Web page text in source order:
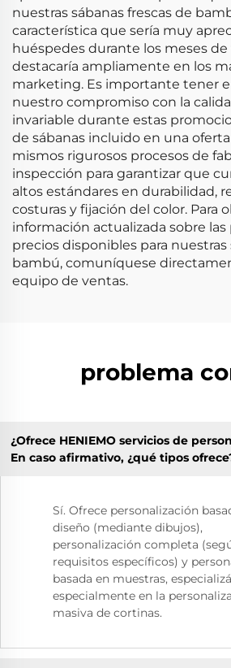
nuestras sábanas frescas de
característica que sería muy
huéspedes durante los meses de
destacaría ampliamente en los
marketing. Es importante tener
nuestro compromiso con la
invariable durante estas
de sábanas incluido en una
mismos rigurosos procesos de
inspección para garantizar que
altos estándares en durabilidad,
costuras y fijación del color. Para
información actualizada sobre
precios disponibles para nuestras
bambú, comuníquese
equipo de ventas.
problema
¿Ofrece HENIEMO servicios de
En caso afirmativo, ¿qué tipos
Sí. Ofrece personalización
diseño (mediante dibujos),
personalización completa
requisitos específicos) y
basada en muestras,
especialmente en la
masiva de cortinas.